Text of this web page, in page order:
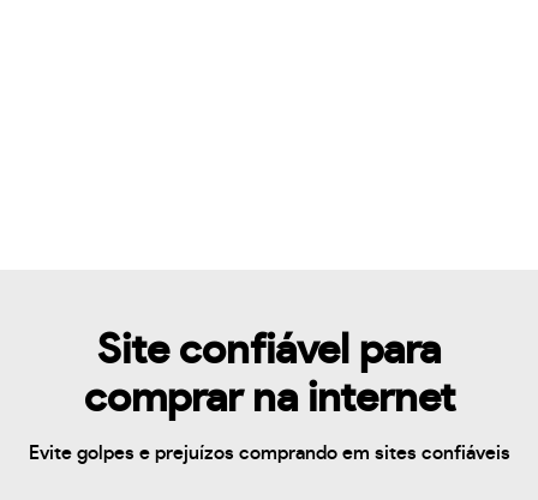
Site confiável para
comprar na internet
Evite golpes e prejuízos comprando em sites confiáveis